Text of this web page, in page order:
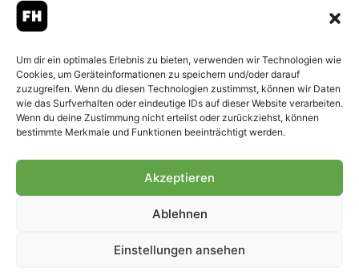
Um dir ein optimales Erlebnis zu bieten, verwenden wir Technologien wie
Cookies, um Geräteinformationen zu speichern und/oder darauf
zuzugreifen. Wenn du diesen Technologien zustimmst, können wir Daten
wie das Surfverhalten oder eindeutige IDs auf dieser Website verarbeiten.
Wenn du deine Zustimmung nicht erteilst oder zurückziehst, können
bestimmte Merkmale und Funktionen beeinträchtigt werden.
Akzeptieren
Ablehnen
Einstellungen ansehen
© 2007-2026 Fohlen-Hautnah.de
– Alle rechte vorbehalten.
Fohlen-Hautnah.de ist ein
offiziell eingetragenes Magazin